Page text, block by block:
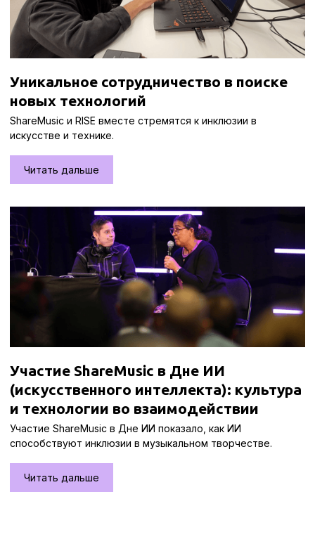
Уникальное сотрудничество в поиске
новых технологий
ShareMusic и RISE вместе стремятся к инклюзии в
искусстве и технике.
Читать дальше
Участие ShareMusic в Дне ИИ
(искусственного интеллекта): культура
и технологии во взаимодействии
Участие ShareMusic в Дне ИИ показало, как ИИ
способствуют инклюзии в музыкальном творчестве.
Читать дальше